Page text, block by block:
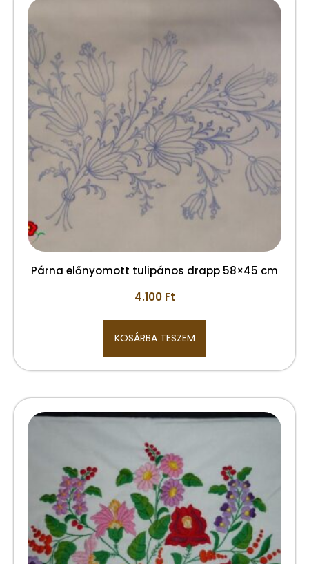
Párna előnyomott tulipános drapp 58×45 cm
4.100 Ft
KOSÁRBA TESZEM